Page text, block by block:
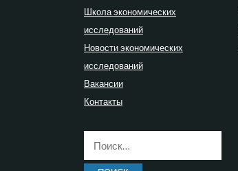
Школа экономических
исследований
Новости экономических
исследований
Вакансии
Контакты